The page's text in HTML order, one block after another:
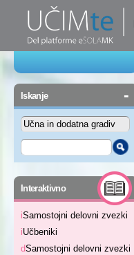
Iskanje -
Interaktivno -
iSamostojni delovni zvezki
iUčbeniki
dSamostojni delovni zvezki